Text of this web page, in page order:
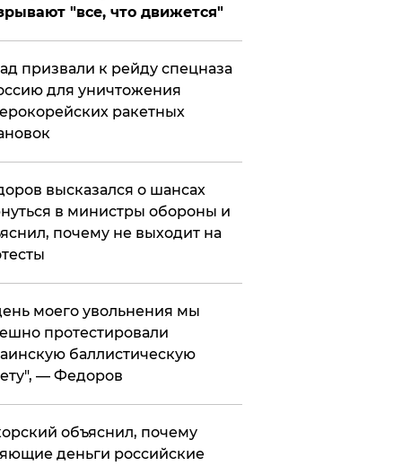
"все, что движется"
призвали к рейду спецназа
для уничтожения
ракетных
высказался о шансах
в министры обороны и
почему не выходит на
моего увольнения мы
протестировали
баллистическую
— Федоров
объяснил, почему
деньги российские